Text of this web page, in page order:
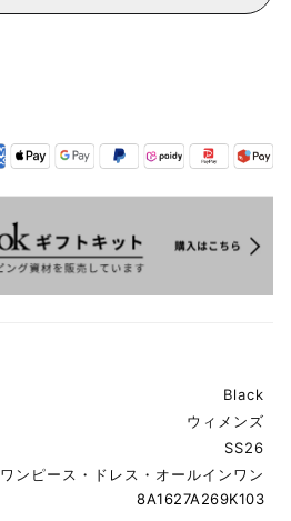
Black
ウィメンズ
SS26
ワンピース・ドレス・オールインワン
8A1627A269K103